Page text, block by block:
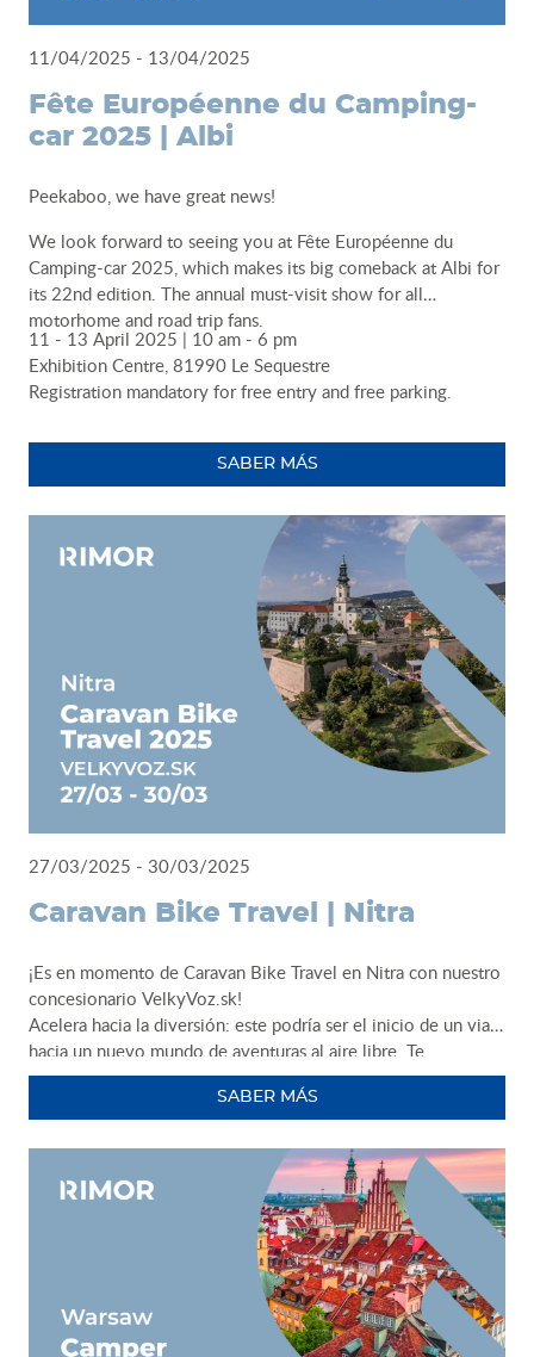
11/04/2025 - 13/04/2025
Fête Européenne du Camping-
car 2025 | Albi
Peekaboo, we have great news!
We look forward to seeing you at Fête Européenne du
Camping-car 2025, which makes its big comeback at Albi for
its 22nd edition. The annual must-visit show for all
motorhome and road trip fans.
11 - 13 April 2025 | 10 am - 6 pm
Exhibition Centre, 81990 Le Sequestre
Registration mandatory for free entry and free parking.
SABER MÁS
27/03/2025 - 30/03/2025
Caravan Bike Travel | Nitra
¡Es en momento de Caravan Bike Travel en Nitra con nuestro
concesionario VelkyVoz.sk!
Acelera hacia la diversión: este podría ser el inicio de un viaje
hacia un nuevo mundo de aventuras al aire libre. Te
esperamos con muchas soluciones para ti: ven a descubrir el
modelo de van o autocaravana que mejor se adapta a tu idea
Caravan Bike Travel 2025
VelkyVoz.sk
27 - 30 de marzo - Nitra - Agrokomplex
SABER MÁS